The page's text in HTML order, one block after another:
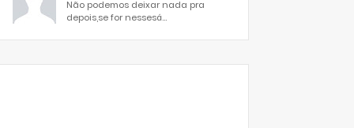
Não podemos deixar nada pra
depois,se for nessesá...